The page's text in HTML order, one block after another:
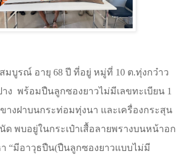
มบูรณ์ อายุ 68 ปี ที่อยู่ หมู่ที่ 10 ต.ทุ่งกว๋าว
ง พร้อมปืนลูกซองยาวไม่มีเลขทะเบียน 1
างฝาบนกระท่อมทุ่งนา และเครื่องกระสุน
นัด พบอยู่ในกระเป๋าเสื้อลายพรางบนหน้าอก
“มีอาวุธปืน(ปืนลูกซองยาวแบบไม่มี